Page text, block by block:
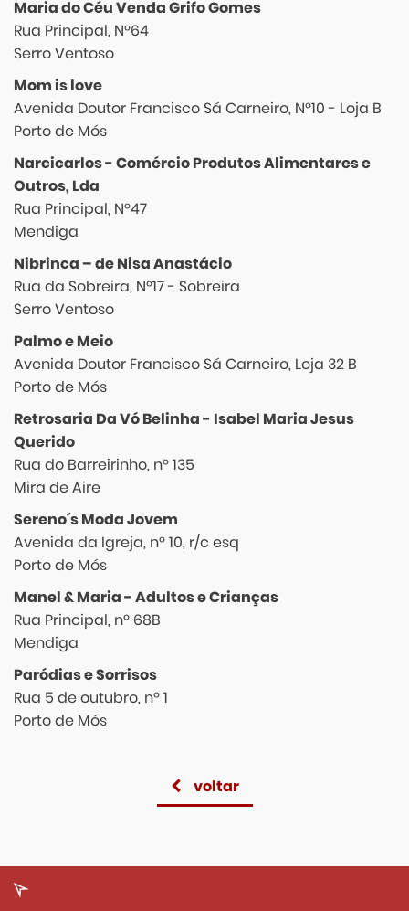
Maria do Céu Venda Grifo Gomes
Rua Principal, Nº64
Serro Ventoso
Mom is love
Avenida Doutor Francisco Sá Carneiro, Nº10 - Loja B
Porto de Mós
Narcicarlos - Comércio Produtos Alimentares e
Outros, Lda
Rua Principal, Nº47
Mendiga
Nibrinca – de Nisa Anastácio
Rua da Sobreira, Nº17 - Sobreira
Serro Ventoso
Palmo e Meio
Avenida Doutor Francisco Sá Carneiro, Loja 32 B
Porto de Mós
Retrosaria Da Vó Belinha - Isabel Maria Jesus
Querido
Rua do Barreirinho, nº 135
Mira de Aire
Sereno´s Moda Jovem
Avenida da Igreja, nº 10, r/c esq
Porto de Mós
Manel & Maria - Adultos e Crianças
Rua Principal, nº 68B
Mendiga
Paródias e Sorrisos
Rua 5 de outubro, nº 1
Porto de Mós
voltar